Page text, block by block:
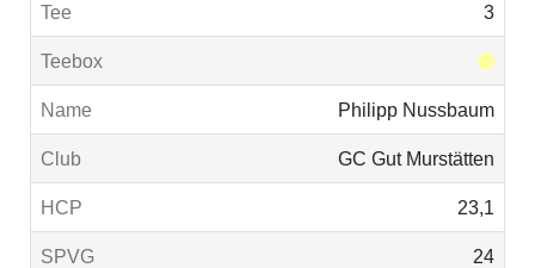
3
Philipp Nussbaum
GC Gut Murstätten
23,1
24